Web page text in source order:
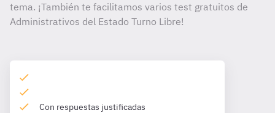
tema. ¡También te facilitamos varios test gratuitos de
Administrativos del Estado Turno Libre!
Con respuestas justificadas